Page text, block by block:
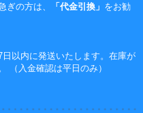
ぎの方は、
「代金引換」 をお勧
以内に発送いたします。在庫が
（入金確認は平日のみ）